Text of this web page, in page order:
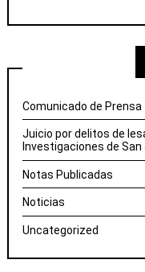
Comunicado de Prensa
Juicio por delitos de
Investigaciones de
Notas Publicadas
Noticias
Uncategorized